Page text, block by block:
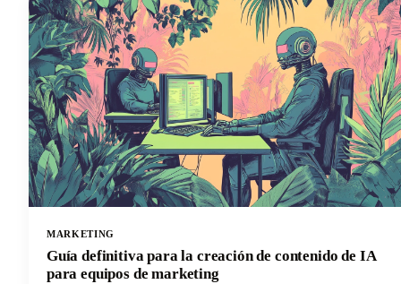
MARKETING
Guía definitiva para la creación de contenido de IA
para equipos de marketing